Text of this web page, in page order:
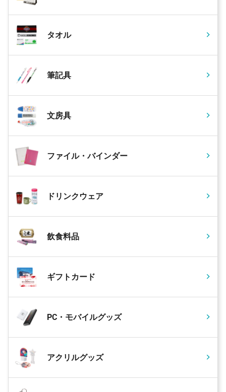
タオル
筆記具
文房具
ファイル・バインダー
ドリンクウェア
飲食料品
ギフトカード
PC・モバイルグッズ
アクリルグッズ